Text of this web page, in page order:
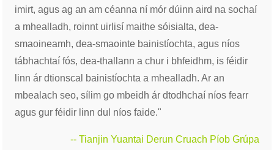
imirt, agus ag an am céanna ní mór dúinn aird na sochaí
a mhealladh, roinnt uirlisí maithe sóisialta, dea-
smaoineamh, dea-smaointe bainistíochta, agus níos
tábhachtaí fós, dea-thallann a chur i bhfeidhm, is féidir
linn ár dtionscal bainistíochta a mhealladh. Ar an
mbealach seo, sílim go mbeidh ár dtodhchaí níos fearr
agus gur féidir linn dul níos faide."
-- Tianjin Yuantai Derun Cruach Píob Grúpa